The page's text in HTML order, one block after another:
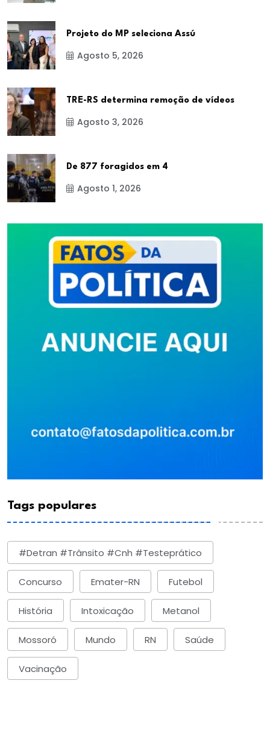
Projeto do MP seleciona Assú
Agosto 5, 2026
TRE-RS determina remoção de vídeos
Agosto 3, 2026
De 877 foragidos em 4
Agosto 1, 2026
Tags populares
#detran #trânsito #cnh #testeprático
Concurso Emater-RN Futebol
História Intoxicação Metanol
Mossoró Mundo RN Saúde
Vacinação